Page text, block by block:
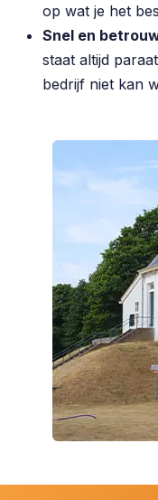
op wat je het
Snel en
staat altijd
bedrijf niet kan